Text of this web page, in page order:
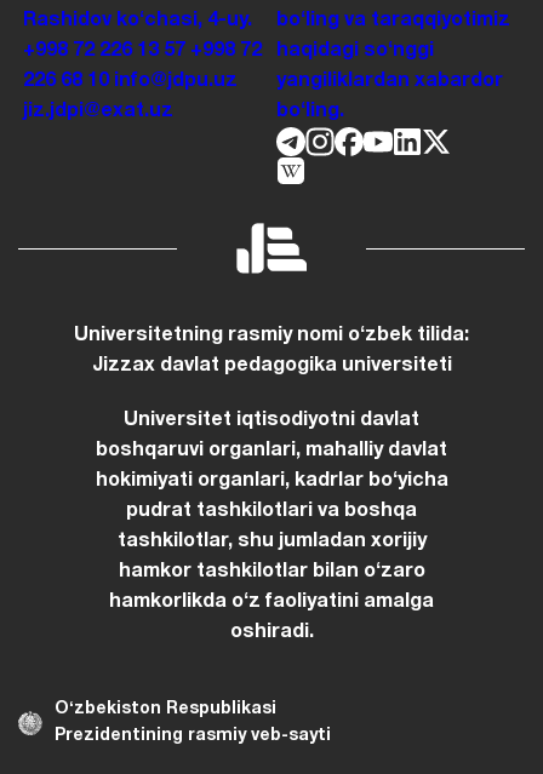
Rashidov koʻchasi, 4-uy.
+998 72 226 13 57 +998 72
226 68 10 info@jdpu.uz
jiz.jdpi@exat.uz
boʻling va taraqqiyotimiz
haqidagi soʻnggi
yangiliklardan xabardor
boʻling.
Universitetning rasmiy nomi oʻzbek tilida:
Jizzax davlat pedagogika universiteti
Universitet iqtisodiyotni davlat
boshqaruvi organlari, mahalliy davlat
hokimiyati organlari, kadrlar boʻyicha
pudrat tashkilotlari va boshqa
tashkilotlar, shu jumladan xorijiy
hamkor tashkilotlar bilan oʻzaro
hamkorlikda oʻz faoliyatini amalga
oshiradi.
Oʻzbekiston Respublikasi
Prezidentining rasmiy veb-sayti